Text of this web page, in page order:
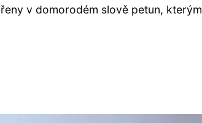
v domorodém slově petun, kterým